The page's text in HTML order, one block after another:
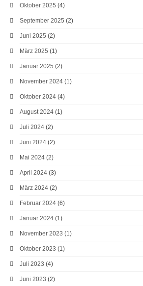
Oktober 2025 (4)
September 2025 (2)
Juni 2025 (2)
März 2025 (1)
Januar 2025 (2)
November 2024 (1)
Oktober 2024 (4)
August 2024 (1)
Juli 2024 (2)
Juni 2024 (2)
Mai 2024 (2)
April 2024 (3)
März 2024 (2)
Februar 2024 (6)
Januar 2024 (1)
November 2023 (1)
Oktober 2023 (1)
Juli 2023 (4)
Juni 2023 (2)